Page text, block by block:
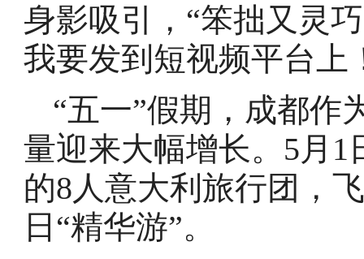
身影吸引，“笨拙又灵
我要发到短视频平台上
“五一”假期，成都作
量迎来大幅增长。5月
的8人意大利旅行团，
日“精华游”。